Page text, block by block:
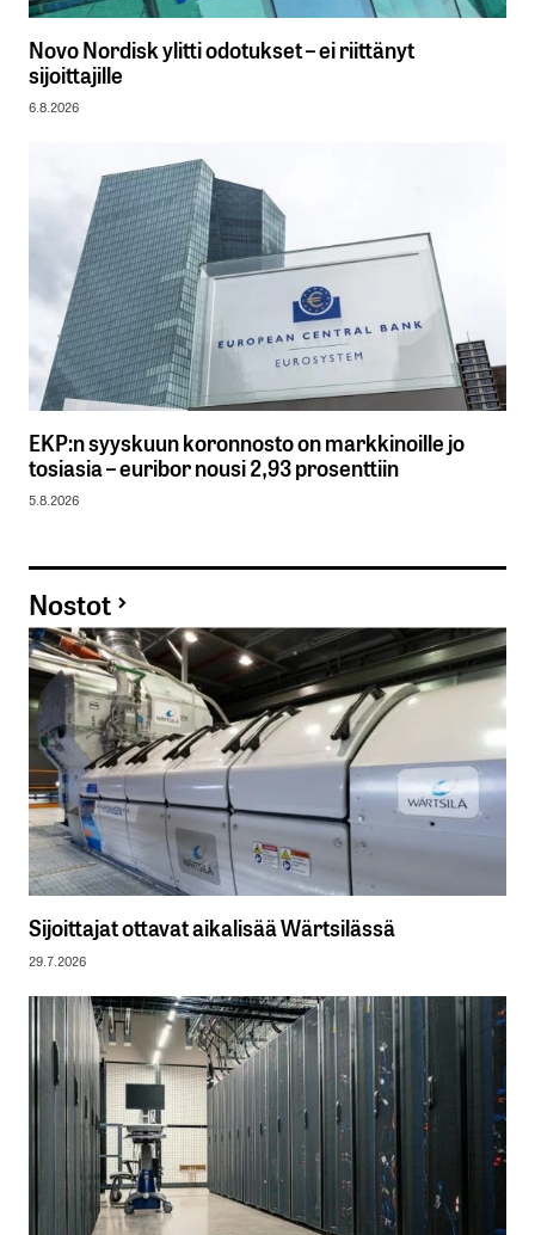
Novo Nordisk ylitti odotukset – ei riittänyt
sijoittajille
6.8.2026
EKP:n syyskuun koronnosto on markkinoille jo
tosiasia – euribor nousi 2,93 prosenttiin
5.8.2026
Nostot
Sijoittajat ottavat aikalisää Wärtsilässä
29.7.2026